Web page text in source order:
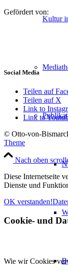
Kultur
Gefördert von:
Social Media
Teilen auf
Teilen auf X
Link to
Link to
© Otto-von-
Theme
Nach oben
Diese Internetseite
Dienste und
OK verstanden!
Cookie- und
Wie wir Cookies